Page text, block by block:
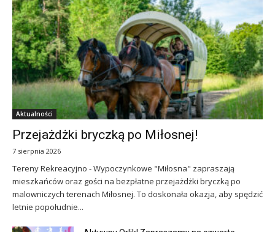
Aktualności
Przejażdżki bryczką po Miłosnej!
7 sierpnia 2026
Tereny Rekreacyjno - Wypoczynkowe "Miłosna" zapraszają
mieszkańców oraz gości na bezpłatne przejażdżki bryczką po
malowniczych terenach Miłosnej. To doskonała okazja, aby spędzić
letnie popołudnie...